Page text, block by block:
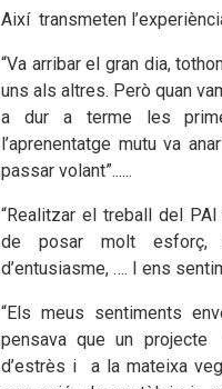
Així transmeten
“Va arribar el gran dia,
uns als altres. Però quan
a dur a terme les
l’aprenentatge mutu va
passar volant”......
“Realitzar el treball del
de posar molt esforç,
d’entusiasme, …. I ens
“Els meus sentiments
pensava que un
d’estrès i a la mateixa